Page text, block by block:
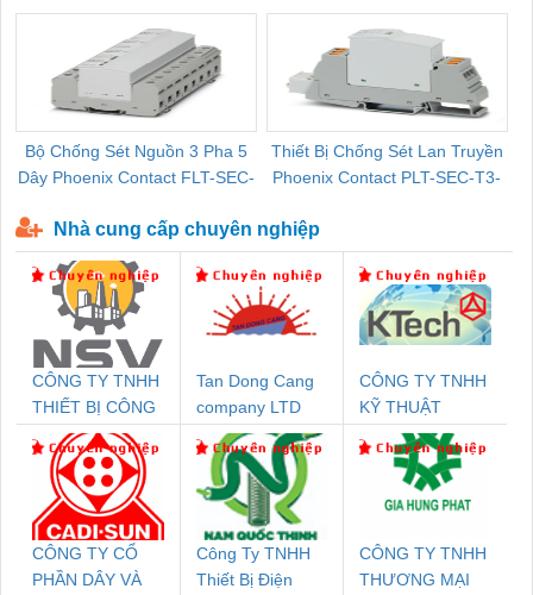
Bộ Chống Sét Nguồn 3 Pha 5
Dây Phoenix Contact FLT-SEC-
Thiết Bị Chống Sét Lan Truyền
Phoenix Contact PLT-SEC-T3-
Nhà cung cấp chuyên nghiệp
CÔNG TY TNHH
THIẾT BỊ CÔNG
NGHIỆP NIHON
SETSUBI VIỆT
NAM
Tan Dong Cang
company LTD
CÔNG TY TNHH
KỸ THUẬT
KTECH VIỆT
NAM
CÔNG TY CỔ
PHẦN DÂY VÀ
Công Ty TNHH
Thiết Bị Điện
CÔNG TY TNHH
THƯƠNG MẠI